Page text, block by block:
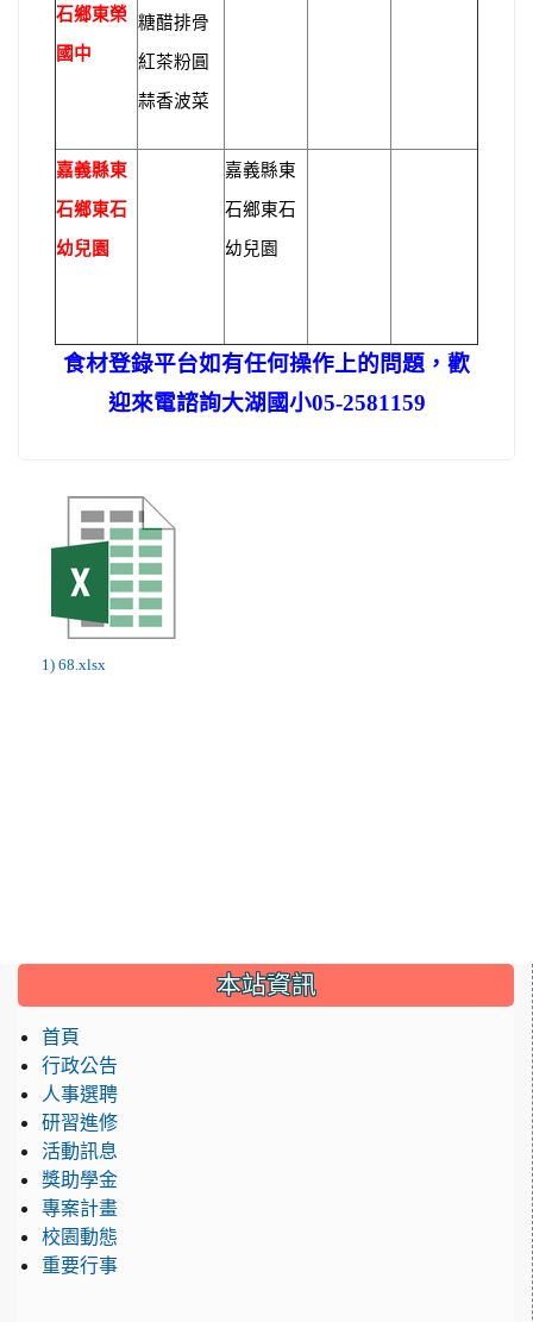
石鄉東榮
國中
糖醋排骨
紅茶粉圓
蒜香波菜
嘉義縣東
石鄉東石
幼兒園
嘉義縣東
石鄉東石
幼兒園
食材登錄平台如有任何操作上的問題，歡
迎來電諮詢大湖國小05-2581159
1) 68.xlsx
::: 本站資訊
首頁
行政公告
人事選聘
研習進修
活動訊息
獎助學金
專案計畫
校園動態
重要行事